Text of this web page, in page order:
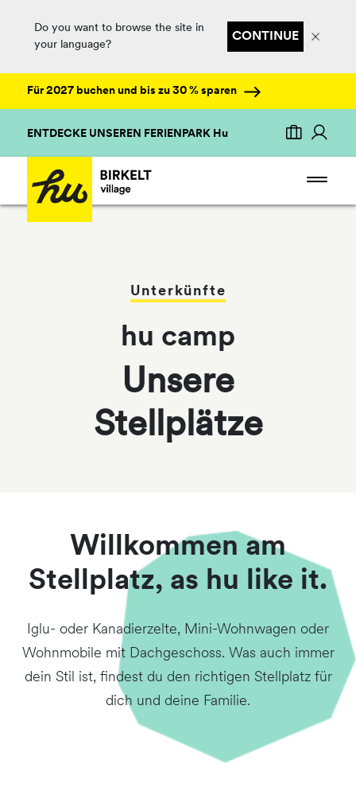
Do you want to browse the site in
your language?
CONTINUE
Für 2027 buchen und bis zu 30 % sparen
ENTDECKE UNSEREN FERIENPARK Hu
Unterkünfte
hu camp
Unsere
Stellplätze
Willkommen am
Stellplatz, as hu like it.
Iglu- oder Kanadierzelte, Mini-Wohnwagen oder
Wohnmobile mit Dachgeschoss. Was auch immer
dein Stil ist, findest du den richtigen Stellplatz für
dich und deine Familie.